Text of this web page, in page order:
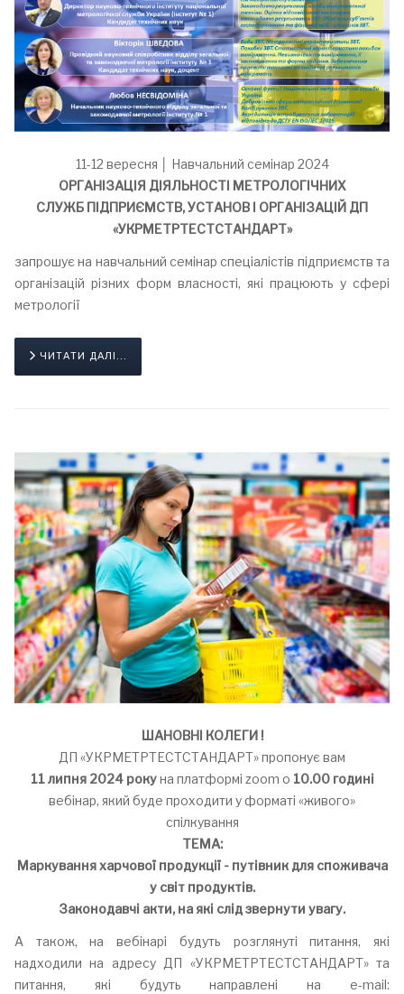
11-12 вересня │ Навчальний семінар 2024
ОРГАНІЗАЦІЯ ДІЯЛЬНОСТІ МЕТРОЛОГІЧНИХ
СЛУЖБ ПІДПРИЄМСТВ, УСТАНОВ І ОРГАНІЗАЦІЙ ДП
«УКРМЕТРТЕСТСТАНДАРТ»
запрошує на навчальний семінар спеціалістів підприємств та
організацій різних форм власності, які працюють у сфері
метрології
ЧИТАТИ ДАЛІ...
ШАНОВНІ КОЛЕГИ !
ДП «УКРМЕТРТЕСТСТАНДАРТ» пропонує вам
11 липня 2024 рокуна платформі zoom о 10.00 годині
вебінар, який буде проходити у форматі «живого»
спілкування
ТЕМА:
Маркування харчової продукції - путівник для споживача
у світ продуктів.
Законодавчі акти, на які слід звернути увагу.
А також, на вебінарі будуть розглянуті питання, які
надходили на адресу ДП «УКРМЕТРТЕСТСТАНДАРТ» та
питання, які будуть направлені на e-mail: